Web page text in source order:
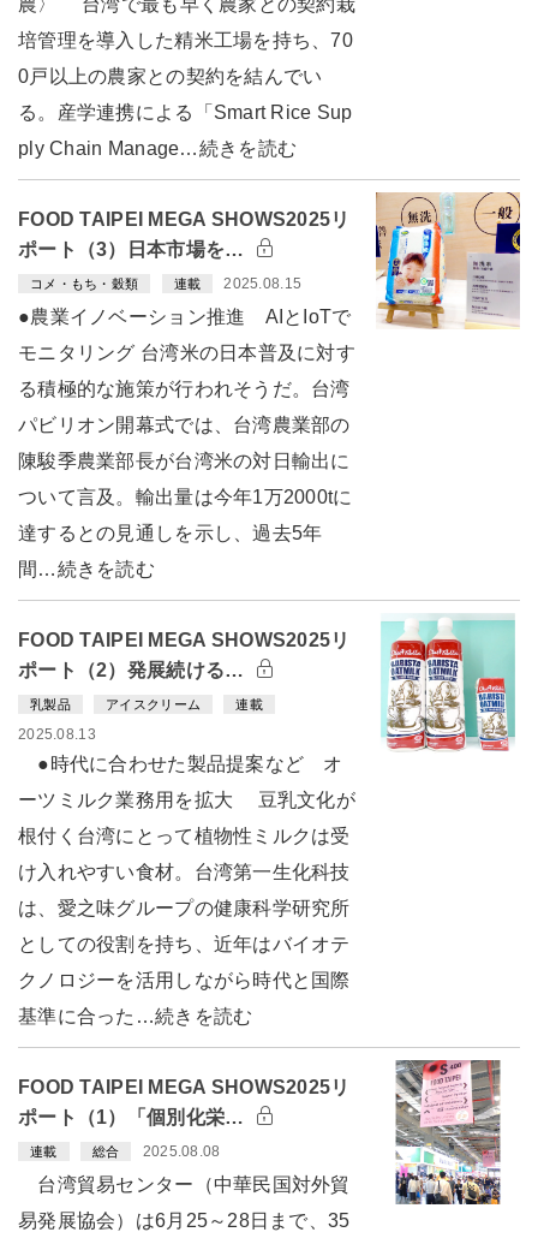
培管理を導入した精米工場を持ち、70
0戸以上の農家との契約を結んでい
る。産学連携による「Smart Rice Sup
ply Chain Manage…続きを読む
FOOD TAIPEI MEGA SHOWS2025リ
ポート（3）日本市場を…
コメ・もち・穀類 連載 2025.08.15
●農業イノベーション推進 AIとIoTで
モニタリング 台湾米の日本普及に対す
る積極的な施策が行われそうだ。台湾
パビリオン開幕式では、台湾農業部の
陳駿季農業部長が台湾米の対日輸出に
ついて言及。輸出量は今年1万2000tに
達するとの見通しを示し、過去5年
間…続きを読む
FOOD TAIPEI MEGA SHOWS2025リ
ポート（2）発展続ける…
乳製品 アイスクリーム 連載
2025.08.13
●時代に合わせた製品提案など オ
ーツミルク業務用を拡大 豆乳文化が
根付く台湾にとって植物性ミルクは受
け入れやすい食材。台湾第一生化科技
は、愛之味グループの健康科学研究所
としての役割を持ち、近年はバイオテ
クノロジーを活用しながら時代と国際
基準に合った…続きを読む
FOOD TAIPEI MEGA SHOWS2025リ
ポート（1）「個別化栄…
連載 総合 2025.08.08
台湾貿易センター（中華民国対外貿
易発展協会）は6月25～28日まで、35